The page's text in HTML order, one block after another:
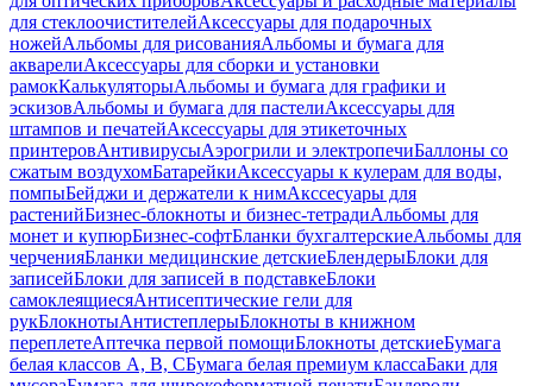
для стеклоочистителейАксессуары для подарочных
ножейАльбомы для рисованияАльбомы и бумага для
акварелиАксессуары для сборки и установки
рамокКалькуляторыАльбомы и бумага для графики и
эскизовАльбомы и бумага для пастелиАксессуары для
штампов и печатейАксессуары для этикеточных
принтеровАнтивирусыАэрогрили и электропечиБаллоны со
сжатым воздухомБатарейкиАксессуары к кулерам для воды,
помпыБейджи и держатели к нимАкссесуары для
растенийБизнес-блокноты и бизнес-тетрадиАльбомы для
монет и купюрБизнес-софтБланки бухгалтерскиеАльбомы для
черченияБланки медицинские детскиеБлендерыБлоки для
записейБлоки для записей в подставкеБлоки
самоклеящиесяАнтисептические гели для
рукБлокнотыАнтистеплерыБлокноты в книжном
переплетеАптечка первой помощиБлокноты детскиеБумага
белая классов А, В, СБумага белая премиум классаБаки для